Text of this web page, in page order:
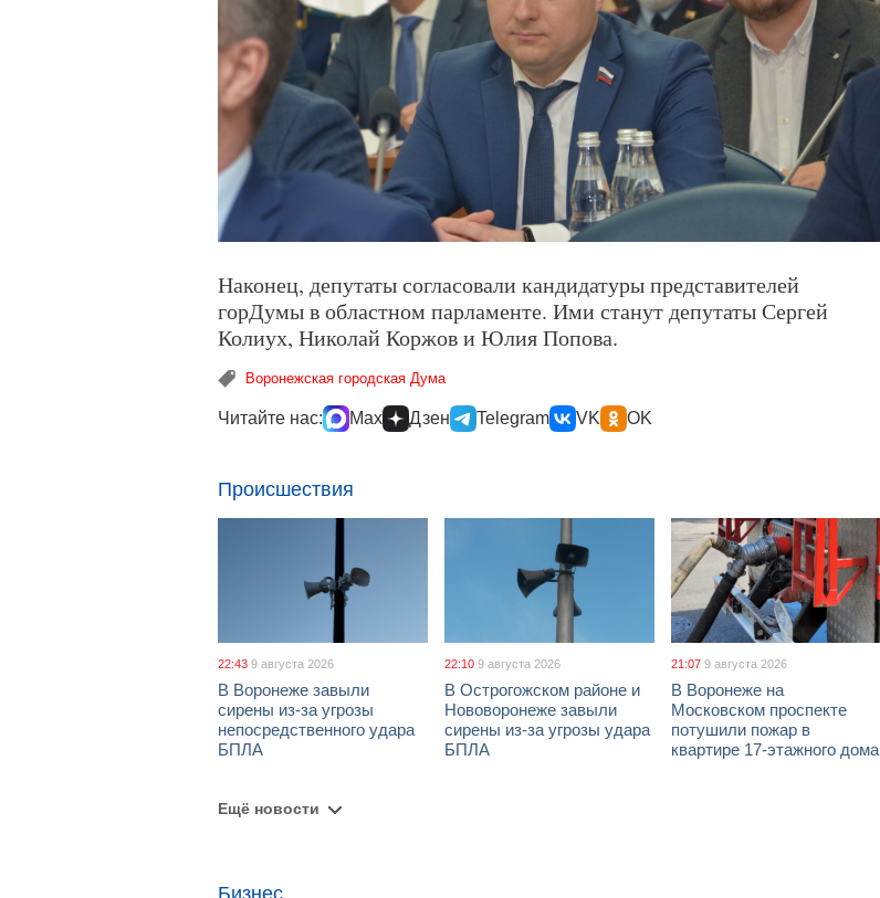
Наконец, депутаты согласовали кандидатуры представителей
горДумы в областном парламенте. Ими станут депутаты Сергей
Колиух, Николай Коржов и Юлия Попова.
Воронежская городская Дума
Читайте нас: Max Дзен Telegram VK OK
Происшествия
22:43 9 августа 2026
В Воронеже завыли
сирены из-за угрозы
непосредственного удара
БПЛА
22:10 9 августа 2026
В Острогожском районе и
Нововоронеже завыли
сирены из-за угрозы удара
БПЛА
21:07 9 августа 2026
В Воронеже на
Московском проспекте
потушили пожар в
квартире 17-этажного дома
Ещё новости
Бизнес